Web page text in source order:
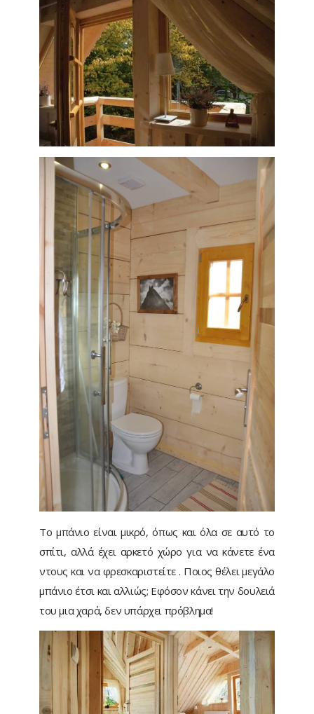
Το μπάνιο είναι μικρό, όπως και όλα σε αυτό το
σπίτι, αλλά έχει αρκετό χώρο για να κάνετε ένα
ντους και να φρεσκαριστείτε . Ποιος θέλει μεγάλο
μπάνιο έτσι και αλλιώς; Εφόσον κάνει την δουλειά
του μια χαρά, δεν υπάρχει πρόβλημα!